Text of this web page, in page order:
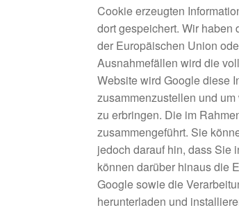
Cookie erzeugten
dort gespeichert. Wir haben
der Europäischen Union
Ausnahmefällen wird die
Website wird Google diese
zusammenzustellen und
zu erbringen. Die im
zusammengeführt. Sie
jedoch darauf hin, dass Sie
können darüber hinaus die
Google sowie die
herunterladen und